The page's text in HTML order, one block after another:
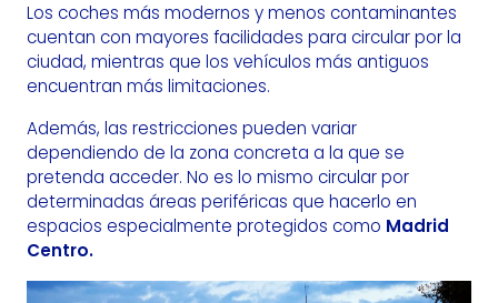
Los coches más modernos y menos contaminantes
cuentan con mayores facilidades para circular por la
ciudad, mientras que los vehículos más antiguos
encuentran más limitaciones.
Además, las restricciones pueden variar
dependiendo de la zona concreta a la que se
pretenda acceder. No es lo mismo circular por
determinadas áreas periféricas que hacerlo en
espacios especialmente protegidos como Madrid
Centro.